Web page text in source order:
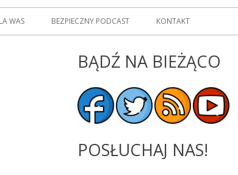
WAS BEZPIECZNY PODCAST KONTAKT
Główny
panel
boczny
BĄDŹ NA BIEŻĄCO
POSŁUCHAJ NAS!